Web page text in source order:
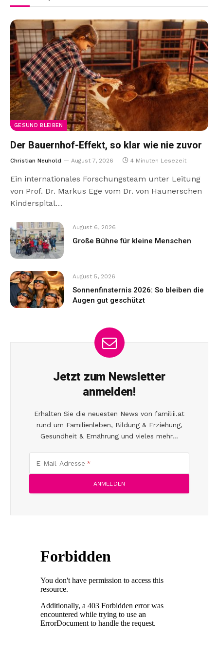
GESUND BLEIBEN
Der Bauernhof-Effekt, so klar wie nie zuvor
Christian Neuhold August 7, 2026 4 Minuten Lesezeit
Ein internationales Forschungsteam unter Leitung
von Prof. Dr. Markus Ege vom Dr. von Haunerschen
Kinderspital…
August 6, 2026
Große Bühne für kleine Menschen
August 5, 2026
Sonnenfinsternis 2026: So bleiben die
Augen gut geschützt
Jetzt zum Newsletter
anmelden!
Erhalten Sie die neuesten News von familiii.at
rund um Familienleben, Bildung & Erziehung,
Gesundheit & Ernährung und vieles mehr...
E-Mail-Adresse